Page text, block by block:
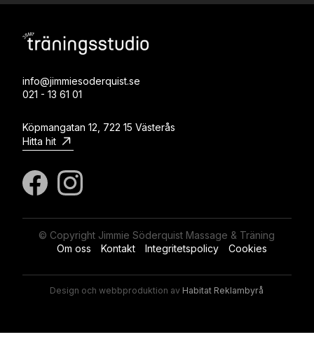
info@jimmiesoderquist.se
021 - 13 61 01
Köpmangatan 12, 722 15 Västerås
Hitta hit
© Copyright Jimmie Söderquist Massage & Träning
Om oss
Kontakt Integritetspolicy Cookies
Design och webbproduktion av Habitat Reklambyrå